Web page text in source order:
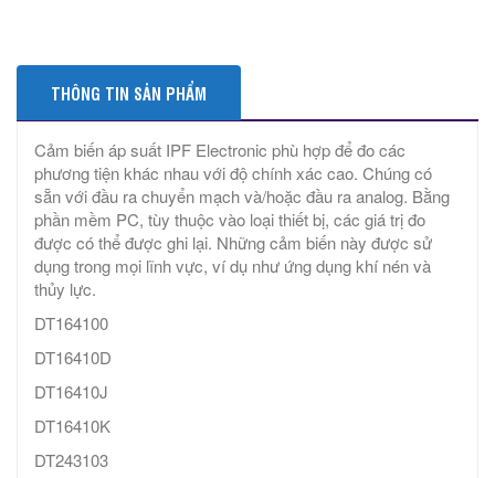
THÔNG TIN SẢN PHẨM
Cảm biến áp suất IPF Electronic phù hợp để đo các
phương tiện khác nhau với độ chính xác cao. Chúng có
sẵn với đầu ra chuyển mạch và/hoặc đầu ra analog. Bằng
phần mềm PC, tùy thuộc vào loại thiết bị, các giá trị đo
được có thể được ghi lại. Những cảm biến này được sử
dụng trong mọi lĩnh vực, ví dụ như ứng dụng khí nén và
thủy lực.
DT164100
DT16410D
DT16410J
DT16410K
DT243103